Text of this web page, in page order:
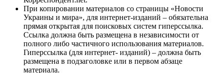
При копировании материалов со страницы «Новости
Украины и мира», для интернет-изданий – обязательна
прямая открытая для поисковых систем гиперссылка.
Ссылка должна быть размещена в независимости от
полного либо частичного использования материалов.
Гиперссылка (для интернет- изданий) – должна быть
размещена в подзаголовке или в первом абзаце
материала.